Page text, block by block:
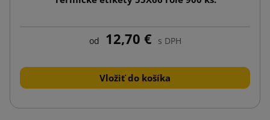
od 12,70 € s DPH
Vložiť do košíka